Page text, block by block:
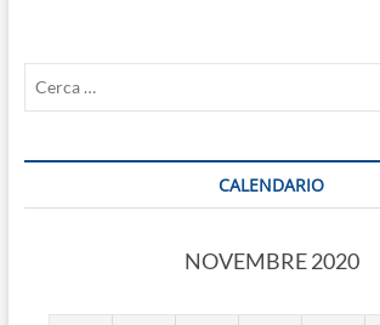
CALENDARIO
NOVEMBRE 2020